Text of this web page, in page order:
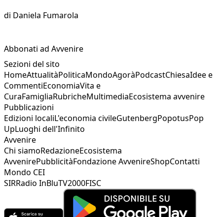
di Daniela Fumarola
Abbonati ad Avvenire
Sezioni del sito
HomeAttualitàPoliticaMondoAgoràPodcastChiesaIdee e
CommentiEconomiaVita e
CuraFamigliaRubricheMultimediaEcosistema avvenire
Pubblicazioni
Edizioni localiL'economia civileGutenbergPopotusPop
UpLuoghi dell'Infinito
Avvenire
Chi siamoRedazioneEcosistema
AvvenirePubblicitàFondazione AvvenireShopContatti
Mondo CEI
SIRRadio InBluTV2000FISC